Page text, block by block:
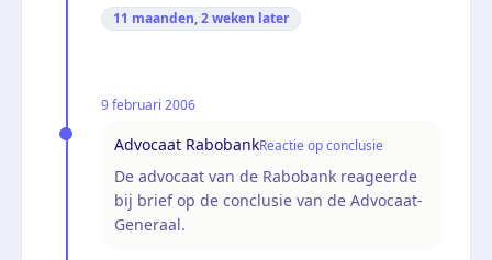
11 maanden, 2 weken later
9 februari 2006
Advocaat RabobankReactie op conclusie
De advocaat van de Rabobank reageerde
bij brief op de conclusie van de Advocaat-
Generaal.